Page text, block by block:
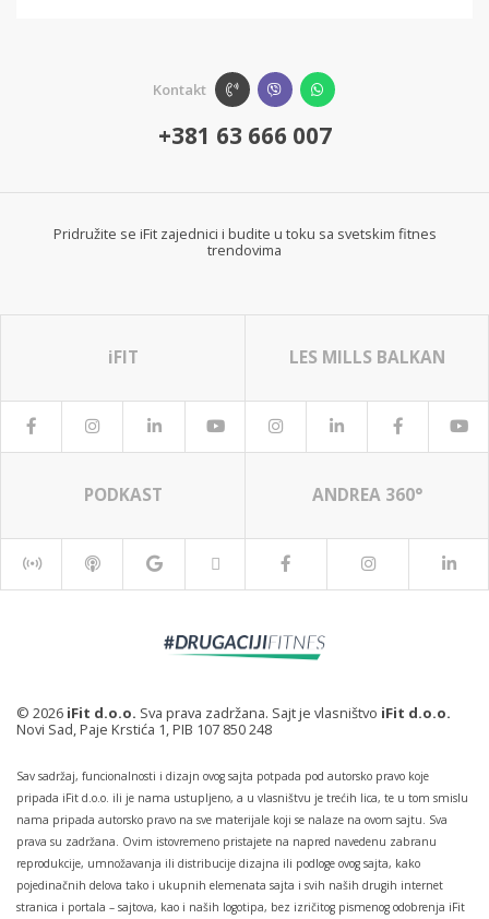
Kontakt
+381 63 666 007
Pridružite se iFit zajednici i budite u toku sa svetskim fitnes
trendovima
iFIT LES MILLS BALKAN
PODKAST ANDREA 360°
© 2026 iFit d.o.o. Sva prava zadržana. Sajt je vlasništvo iFit d.o.o.
Novi Sad, Paje Krstića 1, PIB 107 850 248
Sav sadržaj, funcionalnosti i dizajn ovog sajta potpada pod autorsko pravo koje
pripada iFit d.o.o. ili je nama ustupljeno, a u vlasništvu je trećih lica, te u tom smislu
nama pripada autorsko pravo na sve materijale koji se nalaze na ovom sajtu. Sva
prava su zadržana. Ovim istovremeno pristajete na napred navedenu zabranu
reprodukcije, umnožavanja ili distribucije dizajna ili podloge ovog sajta, kako
pojedinačnih delova tako i ukupnih elemenata sajta i svih naših drugih internet
stranica i portala – sajtova, kao i naših logotipa, bez izričitog pismenog odobrenja iFit